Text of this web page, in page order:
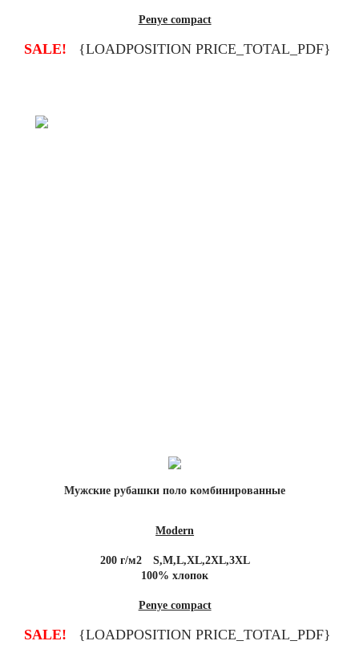
Penye compact
{LOADPOSITION PRICE_TOTAL_PDF}
Мужские рубашки поло комбинированные
Modern
200 г/м2
S,M,L,XL,2XL,3XL
100% хлопок
Penye compact
{LOADPOSITION PRICE_TOTAL_PDF}